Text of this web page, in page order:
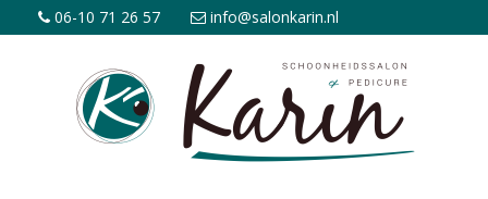
06-10 71 26 57 info@salonkarin.nl